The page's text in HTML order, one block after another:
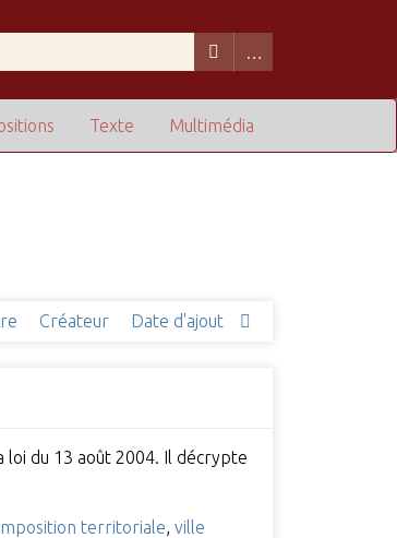
Multimédia
Texte
Créateur Date d'ajout
du 13 août 2004. Il décrypte
territoriale ville